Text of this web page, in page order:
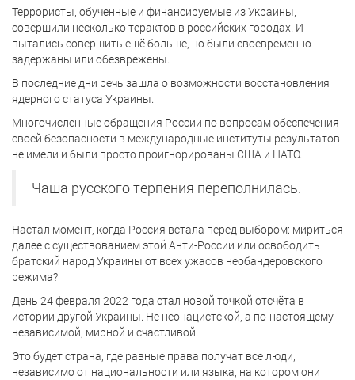
Террористы, обученные и финансируемые из Украины,
совершили несколько терактов в российских городах. И
пытались совершить ещё больше, но были своевременно
задержаны или обезврежены.
В последние дни речь зашла о возможности восстановления
ядерного статуса Украины.
Многочисленные обращения России по вопросам обеспечения
своей безопасности в международные институты результатов
не имели и были просто проигнорированы США и НАТО.
Чаша русского терпения переполнилась.
Настал момент, когда Россия встала перед выбором: мириться
далее с существованием этой Анти-России или освободить
братский народ Украины от всех ужасов необандеровского
режима?
День 24 февраля 2022 года стал новой точкой отсчёта в
истории другой Украины. Не неонацистской, а по-настоящему
независимой, мирной и счастливой.
Это будет страна, где равные права получат все люди,
независимо от национальности или языка, на котором они